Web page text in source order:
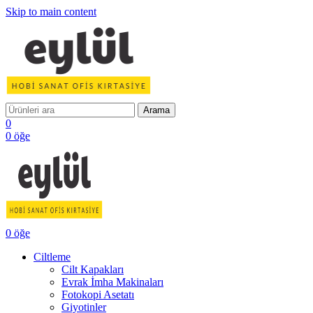
Skip to main content
Arama
0
0 öğe
0 öğe
Ciltleme
Cilt Kapakları
Evrak İmha Makinaları
Fotokopi Asetatı
Giyotinler